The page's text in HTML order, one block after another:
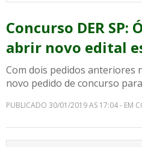
Concurso DER SP:
abrir novo edital
Com dois pedidos anteriores
novo pedido de concurso
PUBLICADO 30/01/2019 AS 17:04 - EM